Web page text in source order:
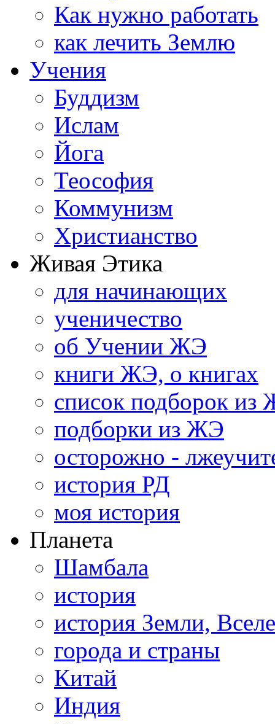
Как нужно работать
как лечить Землю
Учения
Буддизм
Ислам
Йога
Теософия
Коммунизм
Христианство
Живая Этика
для начинающих
ученичество
об Учении ЖЭ
книги ЖЭ, о книгах
список подборок из
подборки из ЖЭ
осторожно -
история РД
моя история
Планета
Шамбала
история
история Земли,
города и страны
Китай
Индия